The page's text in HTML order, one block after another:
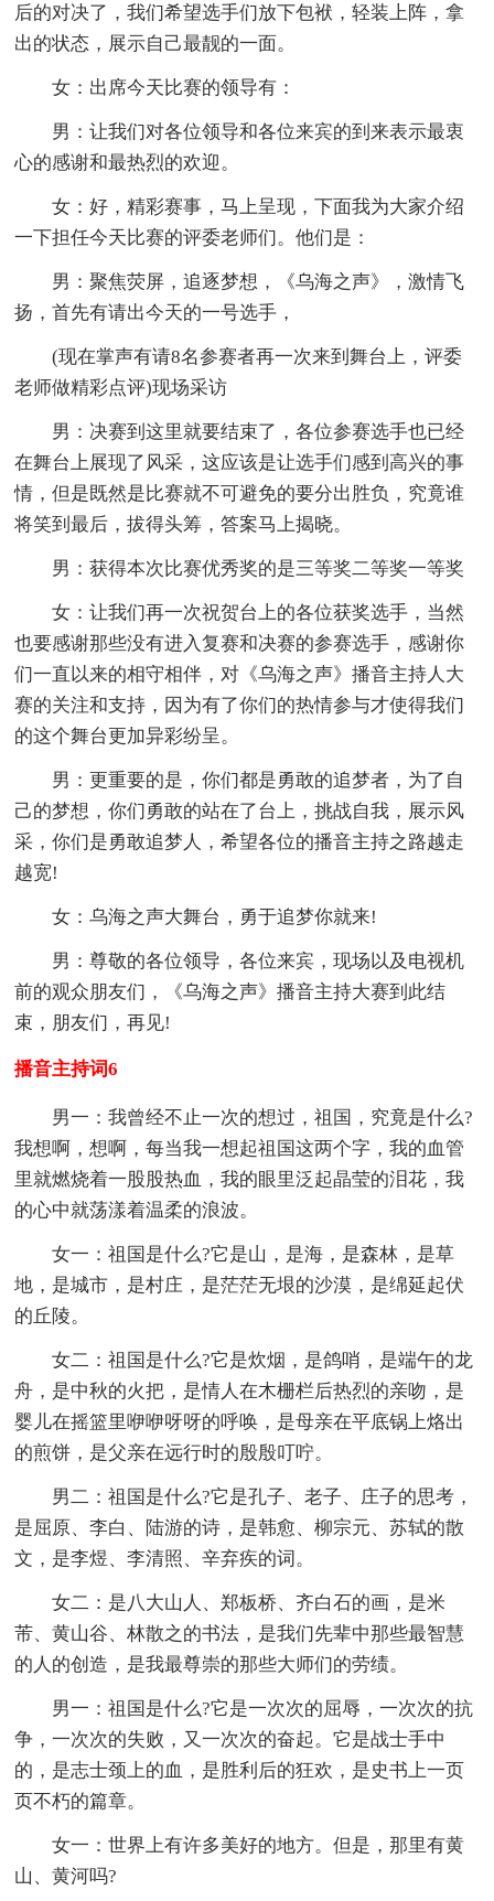
后的对决了，我们希望选手们放下包袱，轻装上阵，拿
出的状态，展示自己最靓的一面。
女：出席今天比赛的领导有：
男：让我们对各位领导和各位来宾的到来表示最衷
心的感谢和最热烈的欢迎。
女：好，精彩赛事，马上呈现，下面我为大家介绍
一下担任今天比赛的评委老师们。他们是：
男：聚焦荧屏，追逐梦想，《乌海之声》，激情飞
扬，首先有请出今天的一号选手，
(现在掌声有请8名参赛者再一次来到舞台上，评委
老师做精彩点评)现场采访
男：决赛到这里就要结束了，各位参赛选手也已经
在舞台上展现了风采，这应该是让选手们感到高兴的事
情，但是既然是比赛就不可避免的要分出胜负，究竟谁
将笑到最后，拔得头筹，答案马上揭晓。
男：获得本次比赛优秀奖的是三等奖二等奖一等奖
女：让我们再一次祝贺台上的各位获奖选手，当然
也要感谢那些没有进入复赛和决赛的参赛选手，感谢你
们一直以来的相守相伴，对《乌海之声》播音主持人大
赛的关注和支持，因为有了你们的热情参与才使得我们
的这个舞台更加异彩纷呈。
男：更重要的是，你们都是勇敢的追梦者，为了自
己的梦想，你们勇敢的站在了台上，挑战自我，展示风
采，你们是勇敢追梦人，希望各位的播音主持之路越走
越宽!
女：乌海之声大舞台，勇于追梦你就来!
男：尊敬的各位领导，各位来宾，现场以及电视机
前的观众朋友们，《乌海之声》播音主持大赛到此结
束，朋友们，再见!
播音主持词6
男一：我曾经不止一次的想过，祖国，究竟是什么?
我想啊，想啊，每当我一想起祖国这两个字，我的血管
里就燃烧着一股股热血，我的眼里泛起晶莹的泪花，我
的心中就荡漾着温柔的浪波。
女一：祖国是什么?它是山，是海，是森林，是草
地，是城市，是村庄，是茫茫无垠的沙漠，是绵延起伏
的丘陵。
女二：祖国是什么?它是炊烟，是鸽哨，是端午的龙
舟，是中秋的火把，是情人在木栅栏后热烈的亲吻，是
婴儿在摇篮里咿咿呀呀的呼唤，是母亲在平底锅上烙出
的煎饼，是父亲在远行时的殷殷叮咛。
男二：祖国是什么?它是孔子、老子、庄子的思考，
是屈原、李白、陆游的诗，是韩愈、柳宗元、苏轼的散
文，是李煜、李清照、辛弃疾的词。
女二：是八大山人、郑板桥、齐白石的画，是米
芾、黄山谷、林散之的书法，是我们先辈中那些最智慧
的人的创造，是我最尊崇的那些大师们的劳绩。
男一：祖国是什么?它是一次次的屈辱，一次次的抗
争，一次次的失败，又一次次的奋起。它是战士手中
的，是志士颈上的血，是胜利后的狂欢，是史书上一页
页不朽的篇章。
女一：世界上有许多美好的地方。但是，那里有黄
山、黄河吗?